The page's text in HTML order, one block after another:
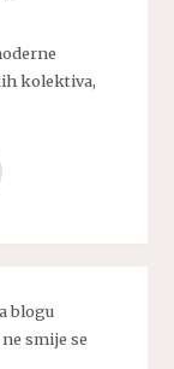
kolektiva,
blogu
smije se